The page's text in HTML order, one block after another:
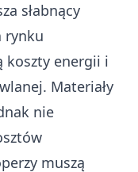
słabnący
rynku
koszty energii i
Materiały
nie
muszą